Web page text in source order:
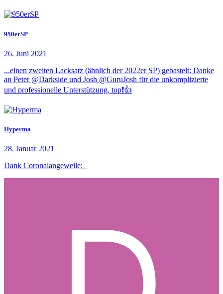
950erSP
26. Juni 2021
...einen zweiten Lacksatz (ähnlich der 2022er SP) gebastelt: Danke
an Peter @Darkside und Josh @GuruJosh für die unkomplizierte
und professionelle Unterstützung, top❗👍
Hyperma
28. Januar 2021
Dank Coronalangeweile: